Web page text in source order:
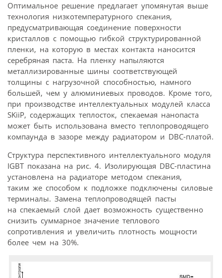
Оптимальное решение предлагает упомянутая выше
технология низкотемпературного спекания,
предусматривающая соединение поверхности
кристаллов с помощью гибкой структурированной
пленки, на которую в местах контакта наносится
серебряная паста. На пленку напыляются
металлизированные шины соответствующей
толщины с нагрузочной способностью, намного
большей, чем у алюминиевых проводов. Кроме того,
при производстве интеллектуальных модулей класса
SKiiP, содержащих теплосток, спекаемая нанопаста
может быть использована вместо теплопроводящего
компаунда в зазоре между радиатором и DBC-платой.
Структура перспективного интеллектуального модуля
IGBT показана на рис. 4. Изолирующая DBC-пластина
установлена на радиаторе методом спекания,
таким же способом к подложке подключены силовые
терминалы. Замена теплопроводящей пасты
на спекаемый слой дает возможность существенно
снизить суммарное значение теплового
сопротивления и увеличить плотность мощности
более чем на 30%.